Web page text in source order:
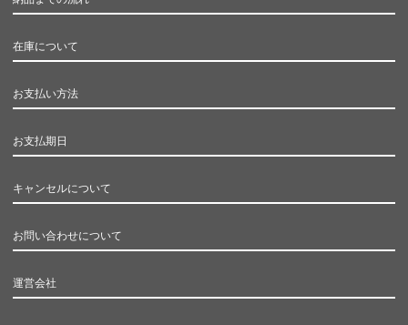
在庫について
お支払い方法
お支払期日
キャンセルについて
お問い合わせについて
運営会社